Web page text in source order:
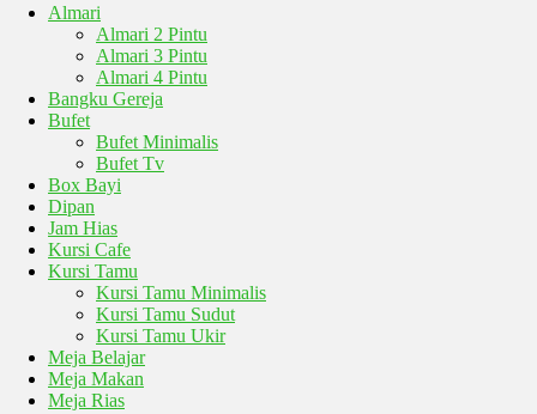
Almari
Almari 2 Pintu
Almari 3 Pintu
Almari 4 Pintu
Bangku Gereja
Bufet
Bufet Minimalis
Bufet Tv
Box Bayi
Dipan
Jam Hias
Kursi Cafe
Kursi Tamu
Kursi Tamu Minimalis
Kursi Tamu Sudut
Kursi Tamu Ukir
Meja Belajar
Meja Makan
Meja Rias